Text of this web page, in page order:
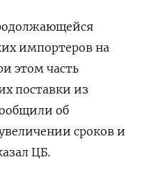
импортеров на
этом часть
поставки из
об
сроков и
ЦБ.